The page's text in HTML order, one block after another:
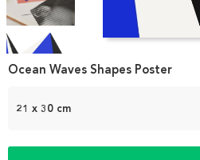
1
21 x 30 cm
Ocean Waves Shapes Poster